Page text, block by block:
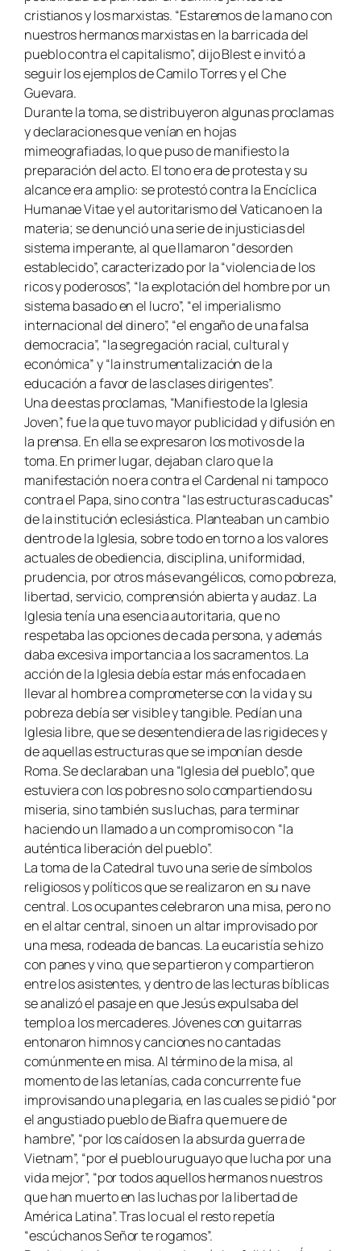
cristianos y los marxistas. “Estaremos de la mano con
nuestros hermanos marxistas en la barricada del
pueblo contra el capitalismo”, dijo Blest e invitó a
seguir los ejemplos de Camilo Torres y el Che
Guevara.
Durante la toma, se distribuyeron algunas proclamas
y declaraciones que venían en hojas
mimeografiadas, lo que puso de manifiesto la
preparación del acto. El tono era de protesta y su
alcance era amplio: se protestó contra la Encíclica
Humanae Vitae y el autoritarismo del Vaticano en la
materia; se denunció una serie de injusticias del
sistema imperante, al que llamaron “desorden
establecido”, caracterizado por la “violencia de los
ricos y poderosos”, “la explotación del hombre por un
sistema basado en el lucro”, “el imperialismo
internacional del dinero”, “el engaño de una falsa
democracia”, “la segregación racial, cultural y
económica” y “la instrumentalización de la
educación a favor de las clases dirigentes”.
Una de estas proclamas, “Manifiesto de la Iglesia
Joven”, fue la que tuvo mayor publicidad y difusión en
la prensa. En ella se expresaron los motivos de la
toma. En primer lugar, dejaban claro que la
manifestación no era contra el Cardenal ni tampoco
contra el Papa, sino contra “las estructuras caducas”
de la institución eclesiástica. Planteaban un cambio
dentro de la Iglesia, sobre todo en torno a los valores
actuales de obediencia, disciplina, uniformidad,
prudencia, por otros más evangélicos, como pobreza,
libertad, servicio, comprensión abierta y audaz. La
Iglesia tenía una esencia autoritaria, que no
respetaba las opciones de cada persona, y además
daba excesiva importancia a los sacramentos. La
acción de la Iglesia debía estar más enfocada en
llevar al hombre a comprometerse con la vida y su
pobreza debía ser visible y tangible. Pedían una
Iglesia libre, que se desentendiera de las rigideces y
de aquellas estructuras que se imponían desde
Roma. Se declaraban una “Iglesia del pueblo”, que
estuviera con los pobres no solo compartiendo su
miseria, sino también sus luchas, para terminar
haciendo un llamado a un compromiso con “la
auténtica liberación del pueblo”.
La toma de la Catedral tuvo una serie de símbolos
religiosos y políticos que se realizaron en su nave
central. Los ocupantes celebraron una misa, pero no
en el altar central, sino en un altar improvisado por
una mesa, rodeada de bancas. La eucaristía se hizo
con panes y vino, que se partieron y compartieron
entre los asistentes, y dentro de las lecturas bíblicas
se analizó el pasaje en que Jesús expulsaba del
templo a los mercaderes. Jóvenes con guitarras
entonaron himnos y canciones no cantadas
comúnmente en misa. Al término de la misa, al
momento de las letanías, cada concurrente fue
improvisando una plegaria, en las cuales se pidió “por
el angustiado pueblo de Biafra que muere de
hambre”, “por los caídos en la absurda guerra de
Vietnam”, “por el pueblo uruguayo que lucha por una
vida mejor”, “por todos aquellos hermanos nuestros
que han muerto en las luchas por la libertad de
América Latina”. Tras lo cual el resto repetía
“escúchanos Señor te rogamos”.